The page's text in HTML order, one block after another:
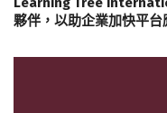
夥伴，以助企業加快平台